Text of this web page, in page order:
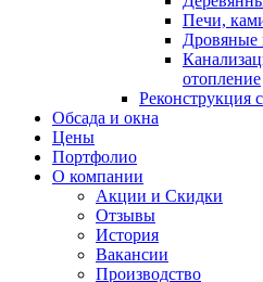
Печи,
Дровяные
отопление
Реконструкция
Обсада и окна
Цены
Портфолио
О компании
Акции и Скидки
Отзывы
История
Вакансии
Производство